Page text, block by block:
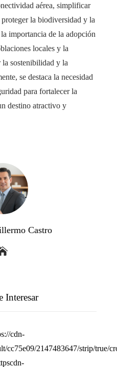
aérea, simplificar
la biodiversidad y la
importancia de la adopción
locales y la
la sostenibilidad y la
se destaca la necesidad
para fortalecer la
destino atractivo y
Castro
Interesar